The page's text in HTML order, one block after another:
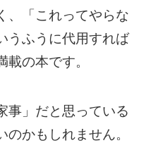
、「これってやらな
うふうに代用すれば
の本です。
事」だと思っている
かもしれません。